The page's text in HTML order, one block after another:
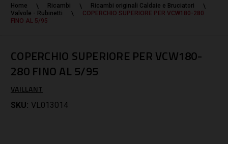
Home Ricambi
Ricambi originali Caldaie e Bruciatori
Valvole - Rubinetti
COPERCHIO SUPERIORE PER VCW180-280
FINO AL 5/95
COPERCHIO SUPERIORE PER VCW180-
280 FINO AL 5/95
VAILLANT
SKU: VL013014